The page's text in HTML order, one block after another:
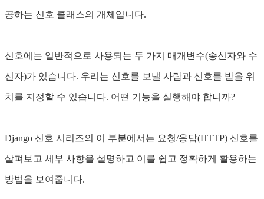
공하는 신호 클래스의 개체입니다.
신호에는 일반적으로 사용되는 두 가지 매개변수(송신자와 수
신자)가 있습니다. 우리는 신호를 보낼 사람과 신호를 받을 위
치를 지정할 수 있습니다. 어떤 기능을 실행해야 합니까?
Django 신호 시리즈의 이 부분에서는 요청/응답(HTTP) 신호를
살펴보고 세부 사항을 설명하고 이를 쉽고 정확하게 활용하는
방법을 보여줍니다.